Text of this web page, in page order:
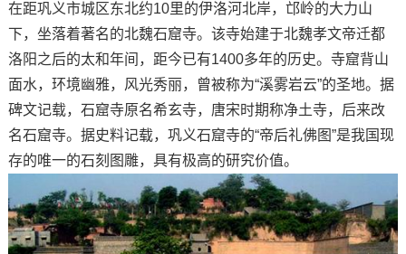
在距巩义市城区东北约10里的伊洛河北岸，邙岭的大力山
下，坐落着著名的北魏石窟寺。该寺始建于北魏孝文帝迁都
洛阳之后的太和年间，距今已有1400多年的历史。寺窟背山
面水，环境幽雅，风光秀丽，曾被称为“溪雾岩云”的圣地。据
碑文记载，石窟寺原名希玄寺，唐宋时期称净土寺，后来改
名石窟寺。据史料记载，巩义石窟寺的“帝后礼佛图”是我国现
存的唯一的石刻图雕，具有极高的研究价值。